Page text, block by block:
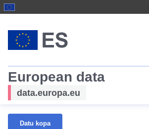
European data
data.europa.eu
Datu kopa